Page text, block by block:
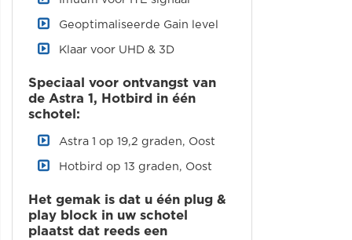
Geoptimaliseerde Gain level
Klaar voor UHD & 3D
Speciaal voor ontvangst van
de Astra 1, Hotbird in één
schotel:
Astra 1 op 19,2 graden, Oost
Hotbird op 13 graden, Oost
Het gemak is dat u één plug &
play block in uw schotel
plaatst dat reeds een